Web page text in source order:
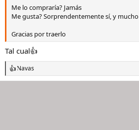
Me lo compraría? Jamás
Me gusta? Sorprendentemente sí, y mucho
Gracias por traerlo
Tal cual👍
R
e
Navas